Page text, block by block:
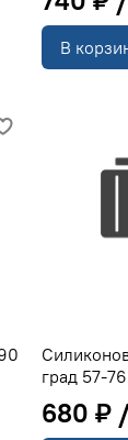
В
град 57-
680 ₽